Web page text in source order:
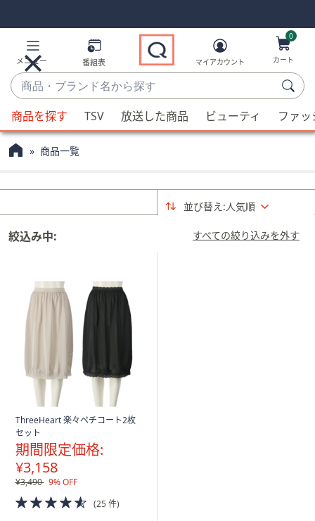
Links
Links2
メニュー 番組表
商
品・
ブ
ラ
ン
ら
探
候
補
が
利
可
場
は
タ
ッ
チ
デ
バ
マイアカウント
0
カート
商品を探す TSV 放送した商品 ビューティ ファ
商品一覧
並び替え:人気順
すべての絞り込みを外す
絞込み中:
ThreeHeart 楽々ペチコート2枚
セット
期間限定価格:
¥3,158
¥3,490 9% OFF
4.5
of
(25 件)